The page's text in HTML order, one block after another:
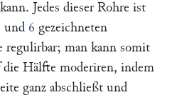
Jedes dieser Rohre ist
und 6 gezeichneten
regulirbar; man kann somit
Hälfte moderiren, indem
ganz abschließt und